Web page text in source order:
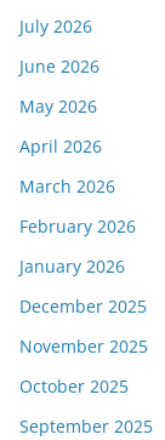
July 2026
June 2026
May 2026
April 2026
March 2026
February 2026
January 2026
December 2025
November 2025
October 2025
September 2025